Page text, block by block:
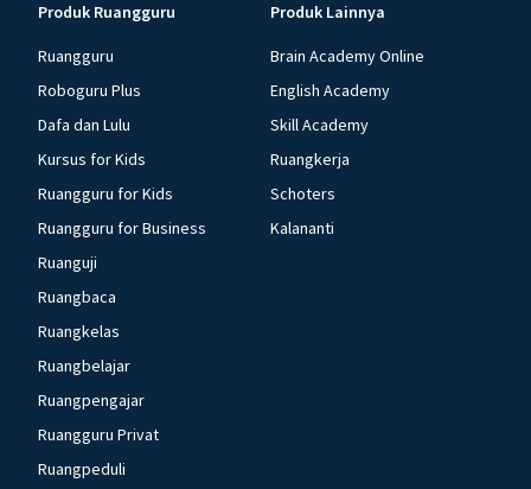
Produk Ruangguru
Ruangguru
Roboguru Plus
Dafa dan Lulu
Kursus for Kids
Ruangguru for Kids
Ruangguru for Business
Ruanguji
Ruangbaca
Ruangkelas
Ruangbelajar
Ruangpengajar
Ruangguru Privat
Ruangpeduli
Produk Lainnya
Brain Academy Online
English Academy
Skill Academy
Ruangkerja
Schoters
Kalananti